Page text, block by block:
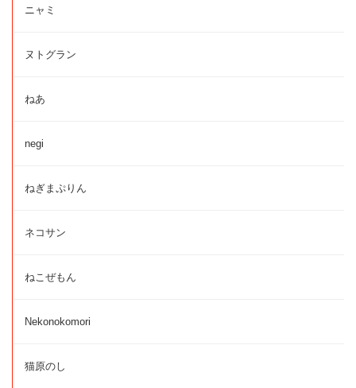
ニャミ
ヌトグラン
ねあ
negi
ねぎまぷりん
ネコサン
ねこぜもん
Nekonokomori
猫原のし